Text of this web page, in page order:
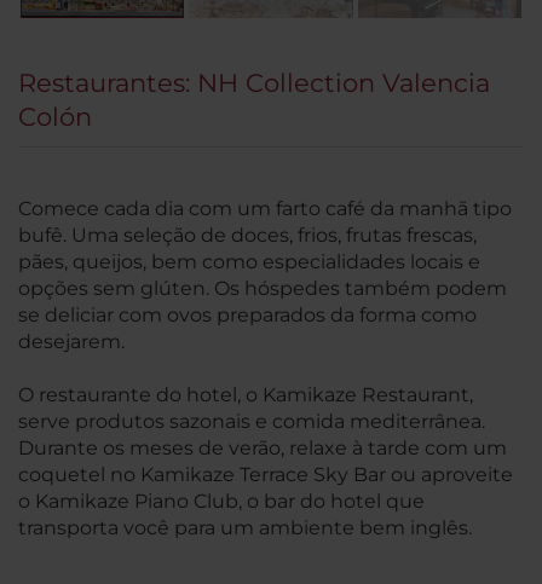
Restaurantes: NH Collection Valencia
Colón
Comece cada dia com um farto café da manhã tipo
bufê. Uma seleção de doces, frios, frutas frescas,
pães, queijos, bem como especialidades locais e
opções sem glúten. Os hóspedes também podem
se deliciar com ovos preparados da forma como
desejarem.
O restaurante do hotel, o Kamikaze Restaurant,
serve produtos sazonais e comida mediterrânea.
Durante os meses de verão, relaxe à tarde com um
coquetel no Kamikaze Terrace Sky Bar ou aproveite
o Kamikaze Piano Club, o bar do hotel que
transporta você para um ambiente bem inglês.